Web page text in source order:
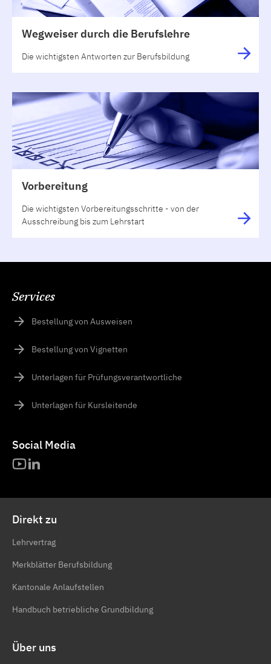
Wegweiser durch die Berufslehre
Die wichtigsten Antworten zur Berufsbildung
Vorbereitung
Die wichtigsten Vorbereitungsschritte - von der
Ausschreibung bis zum Lehrstart
Services
Bestellung von Ausweisen
Bestellung von Vignetten
Unterlagen für Prüfungsverantwortliche
Unterlagen für Kursleitende
Social Media
Direkt zu
Lehrvertrag
Merkblätter Berufsbildung
Kantonale Anlaufstellen
Handbuch betriebliche Grundbildung
Über uns